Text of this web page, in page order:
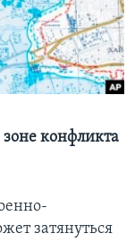
конфликта
затянуться